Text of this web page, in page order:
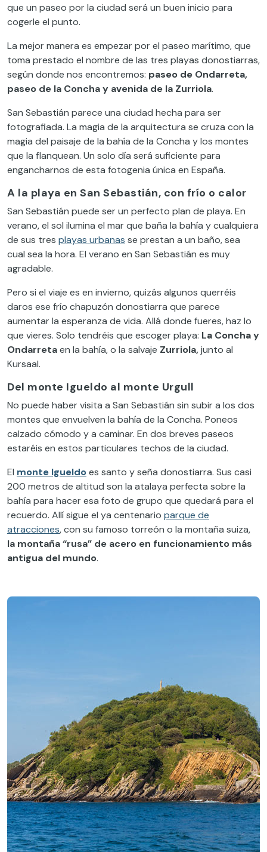
que un paseo por la ciudad será un buen inicio para
cogerle el punto.
La mejor manera es empezar por el paseo marítimo, que
toma prestado el nombre de las tres playas donostiarras,
según donde nos encontremos: paseo de Ondarreta,
paseo de la Concha y avenida de la Zurriola.
San Sebastián parece una ciudad hecha para ser
fotografiada. La magia de la arquitectura se cruza con la
magia del paisaje de la bahía de la Concha y los montes
que la flanquean. Un solo día será suficiente para
engancharnos de esta fotogenia única en España.
A la playa en San Sebastián, con frío o calor
San Sebastián puede ser un perfecto plan de playa. En
verano, el sol ilumina el mar que baña la bahía y cualquiera
de sus tres playas urbanas se prestan a un baño, sea
cual sea la hora. El verano en San Sebastián es muy
agradable.
Pero si el viaje es en invierno, quizás algunos querréis
daros ese frío chapuzón donostiarra que parece
aumentar la esperanza de vida. Allá donde fueres, haz lo
que vieres. Solo tendréis que escoger playa: La Concha y
Ondarretaen la bahía, o la salvaje Zurriola,junto al
Kursaal.
Del monte Igueldo al monte Urgull
No puede haber visita a San Sebastián sin subir a los dos
montes que envuelven la bahía de la Concha. Poneos
calzado cómodo y a caminar. En dos breves paseos
estaréis en estos particulares techos de la ciudad.
El monte Igueldoes santo y seña donostiarra. Sus casi
200 metros de altitud son la atalaya perfecta sobre la
bahía para hacer esa foto de grupo que quedará para el
recuerdo. Allí sigue el ya centenario parque de
atracciones, con su famoso torreón o la montaña suiza,
la montaña “rusa” de acero en funcionamiento más
antigua del mundo.